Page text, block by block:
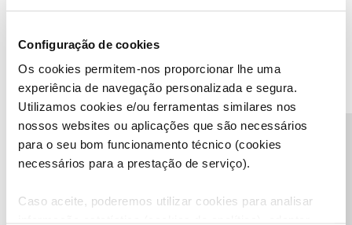
Configuração de cookies
Os cookies permitem-nos proporcionar lhe uma
experiência de navegação personalizada e segura.
Utilizamos cookies e/ou ferramentas similares nos
nossos websites ou aplicações que são necessários
para o seu bom funcionamento técnico (cookies
necessários para a prestação de serviço).
Caso aceite, poderemos utilizar cookies para analisar
A minha questão é: tendo eu a DAZN base, posso estar a ver a
DAZN na minha box e o meu pai por ex estar a usar ver usando a
app NOS TV simultaneamente? Ou para isto necessito do pack
total?